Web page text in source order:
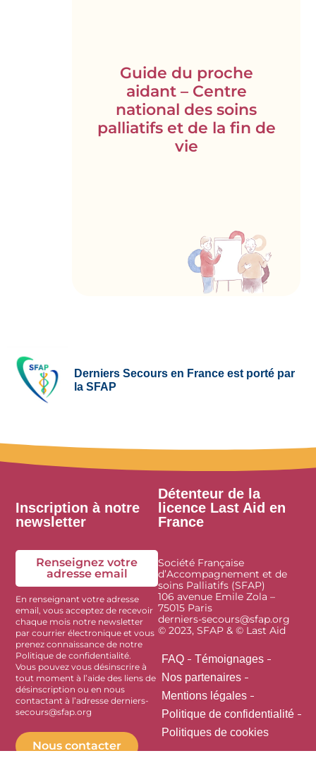
Guide du proche
aidant – Centre
national des soins
palliatifs et de la fin de
vie
Derniers Secours en France est porté par
la SFAP
Inscription à notre
newsletter
Renseignez votre
adresse email
En renseignant votre adresse
email, vous acceptez de recevoir
chaque mois notre newsletter
par courrier électronique et vous
prenez connaissance de notre
Politique de confidentialité.
Vous pouvez vous désinscrire à
tout moment à l’aide des liens de
désinscription ou en nous
contactant à l’adresse derniers-
secours@sfap.org
Nous contacter
Détenteur de la
licence Last Aid en
France
Société Française
d’Accompagnement et de
soins Palliatifs (SFAP)
106 avenue Emile Zola –
75015 Paris
derniers-secours@sfap.org
© 2023, SFAP & © Last Aid
FAQ
Témoignages
Nos partenaires
Mentions légales
Politique de confidentialité
Politiques de cookies